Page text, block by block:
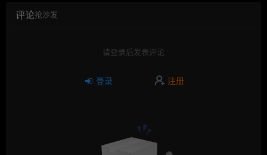
评论抢沙发
请登录后发表评论
登录 注册